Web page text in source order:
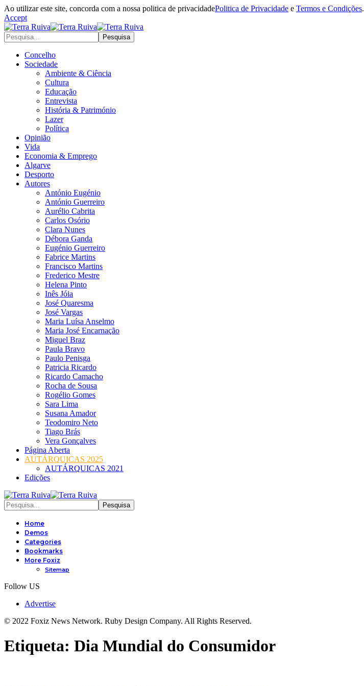
Ao utilizar este site, concorda com a nossa politica de privacidadePolitica de Privacidade e Termos e Condições.
Accept
Concelho
Sociedade
Ambiente & Ciência
Cultura
Educação
Entrevista
História & Património
Lazer
Política
Opinião
Vida
Economia & Emprego
Algarve
Desporto
Autores
António Eugénio
António Guerreiro
Aurélio Cabrita
Carlos Osório
Clara Nunes
Débora Ganda
Eugénio Guerreiro
Fabrice Martins
Francisco Martins
Frederico Mestre
Helena Pinto
Inês Jóia
José Quaresma
José Vargas
Maria Luísa Anselmo
Maria José Encarnação
Miguel Braz
Paula Bravo
Paulo Penisga
Patricia Ricardo
Ricardo Camacho
Rocha de Sousa
Rogélio Gomes
Sara Lima
Susana Amador
Teodomiro Neto
Tiago Brás
Vera Gonçalves
Página Aberta
AUTÁRQUICAS 2025
AUTÁRQUICAS 2021
Edições
Home
Demos
Categories
Bookmarks
More Foxiz
Sitemap
Follow US
Advertise
© 2022 Foxiz News Network. Ruby Design Company. All Rights Reserved.
Etiqueta: Dia Mundial do Consumidor